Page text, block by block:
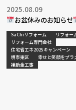
お盆休みのお知らせ
2025.08.09
SaChiリフォーム
リフォー
リフォーム専門会社
住宅省エネ2025キャンペーン
堺市東区
幸せと笑顔をプラ
補助金工事